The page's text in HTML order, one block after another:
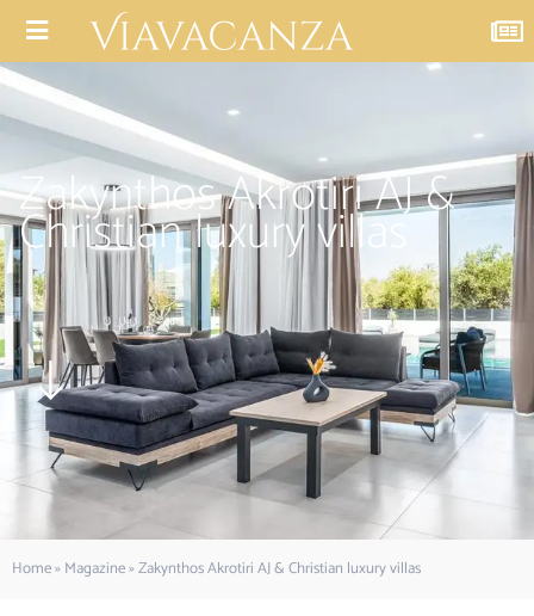
Zakynthos Akrotiri AJ &
Christian luxury villas
Home»Magazine»Zakynthos Akrotiri AJ & Christian luxury villas